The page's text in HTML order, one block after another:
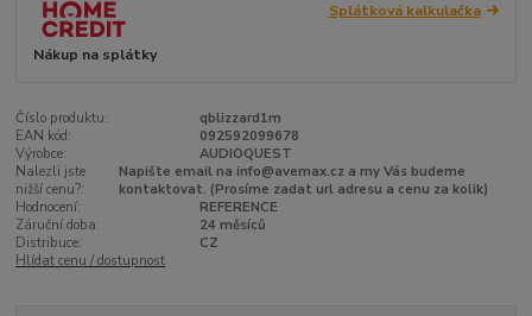
Splátková kalkulačka
Nákup na splátky
Číslo produktu:
qblizzard1m
EAN kód:
092592099678
Výrobce:
AUDIOQUEST
Nalezli jste
nižší cenu?:
Napište email na info@avemax.cz a my Vás budeme
kontaktovat. (Prosíme zadat url adresu a cenu za kolik)
Hodnocení:
REFERENCE
Záruční doba:
24 měsíců
Distribuce:
CZ
Hlídat cenu / dostupnost